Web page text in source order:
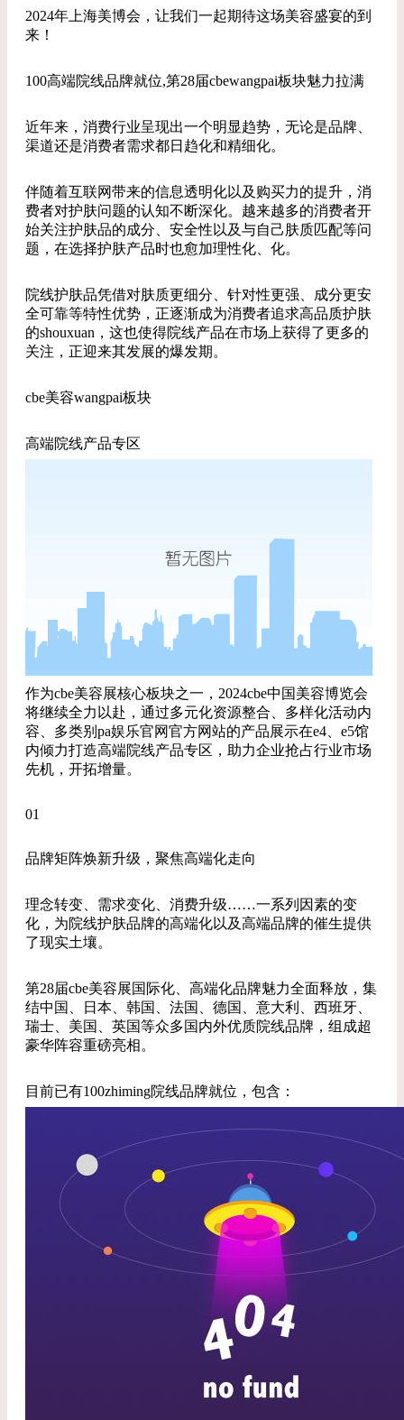
2024年上海美博会，让我们一起期待这场美容盛宴的到
来！
100高端院线品牌就位,第28届cbewangpai板块魅力拉满
近年来，消费行业呈现出一个明显趋势，无论是品牌、
渠道还是消费者需求都日趋化和精细化。
伴随着互联网带来的信息透明化以及购买力的提升，消
费者对护肤问题的认知不断深化。越来越多的消费者开
始关注护肤品的成分、安全性以及与自己肤质匹配等问
题，在选择护肤产品时也愈加理性化、化。
院线护肤品凭借对肤质更细分、针对性更强、成分更安
全可靠等特性优势，正逐渐成为消费者追求高品质护肤
的shouxuan，这也使得院线产品在市场上获得了更多的
关注，正迎来其发展的爆发期。
cbe美容wangpai板块
高端院线产品专区
作为cbe美容展核心板块之一，2024cbe中国美容博览会
将继续全力以赴，通过多元化资源整合、多样化活动内
容、多类别pa娱乐官网官方网站的产品展示在e4、e5馆
内倾力打造高端院线产品专区，助力企业抢占行业市场
先机，开拓增量。
01
品牌矩阵焕新升级，聚焦高端化走向
理念转变、需求变化、消费升级……一系列因素的变
化，为院线护肤品牌的高端化以及高端品牌的催生提供
了现实土壤。
第28届cbe美容展国际化、高端化品牌魅力全面释放，集
结中国、日本、韩国、法国、德国、意大利、西班牙、
瑞士、美国、英国等众多国内外优质院线品牌，组成超
豪华阵容重磅亮相。
目前已有100zhiming院线品牌就位，包含：